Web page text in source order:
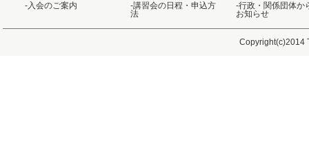
-入会のご案内
-講習会の日程・申込方
法
-行政・関係団体か
お知らせ
Copyright(c)2014